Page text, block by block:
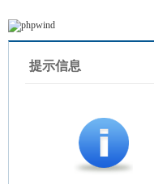
提示信息